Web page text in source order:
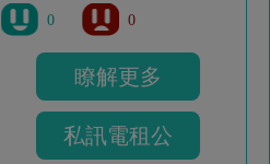
0 0
瞭解更多
私訊電租公